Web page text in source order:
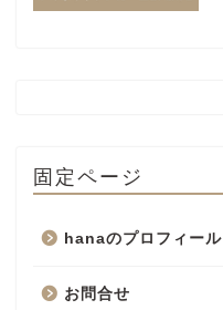
固定ページ
hanaのプロフィール
お問合せ